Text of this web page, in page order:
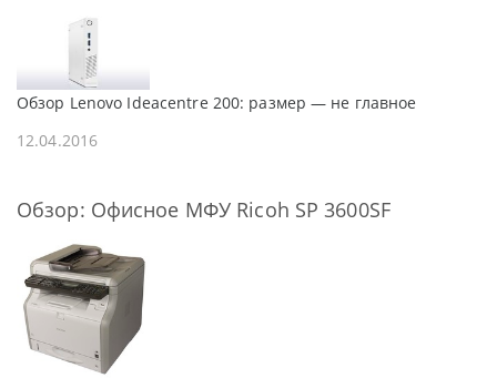
Обзор Lenovo Ideacentre 200: размер — не главное
12.04.2016
Обзор: Офисное МФУ Ricoh SP 3600SF